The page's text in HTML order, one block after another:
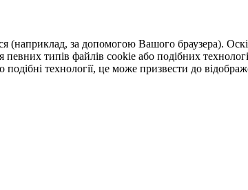
(наприклад, за допомогою Вашого браузера).
типів файлів cookie або подібних
технології, це може призвести до